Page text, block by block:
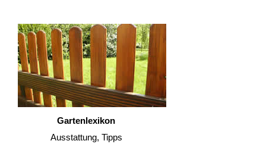
Gartenlexikon
Ausstattung, Tipps